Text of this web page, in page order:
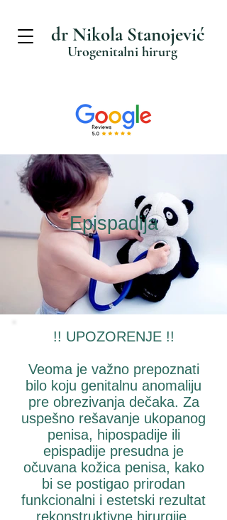
dr Nikola Stanojević
Urogenitalni hirurg
Epispadija
!! UPOZORENJE !!
Veoma je važno prepoznati
bilo koju genitalnu anomaliju
pre obrezivanja dečaka. Za
uspešno rešavanje ukopanog
penisa, hipospadije ili
epispadije presudna je
očuvana kožica penisa, kako
bi se postigao prirodan
funkcionalni i estetski rezultat
rekonstruktivne hirurgije.